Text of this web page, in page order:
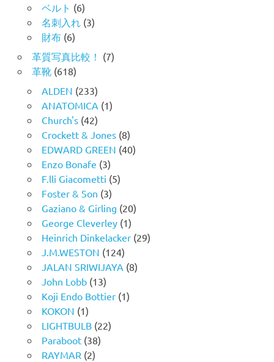
ベルト (6)
名刺入れ (3)
財布(6)
革質写真比較！ (7)
革靴(618)
ALDEN (233)
ANATOMICA (1)
Church's(42)
Crockett & Jones(8)
EDWARD GREEN (40)
Enzo Bonafe (3)
F.lli Giacometti (5)
Foster & Son (3)
Gaziano & Girling (20)
George Cleverley(1)
Heinrich Dinkelacker(29)
J.M.WESTON (124)
JALAN SRIWIJAYA (8)
John Lobb(13)
Koji Endo Bottier(1)
KOKON (1)
LIGHTBULB(22)
Paraboot(38)
RAYMAR (2)